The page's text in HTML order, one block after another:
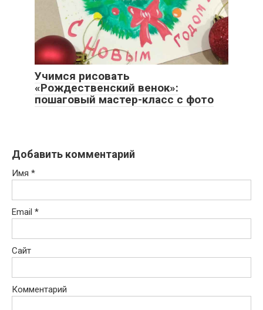
Учимся рисовать
«Рождественский венок»:
пошаговый мастер-класс с фото
Добавить комментарий
Имя *
Email *
Сайт
Комментарий